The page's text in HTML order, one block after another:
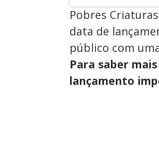
Pobres
data de
público com
Para saber
lançamento